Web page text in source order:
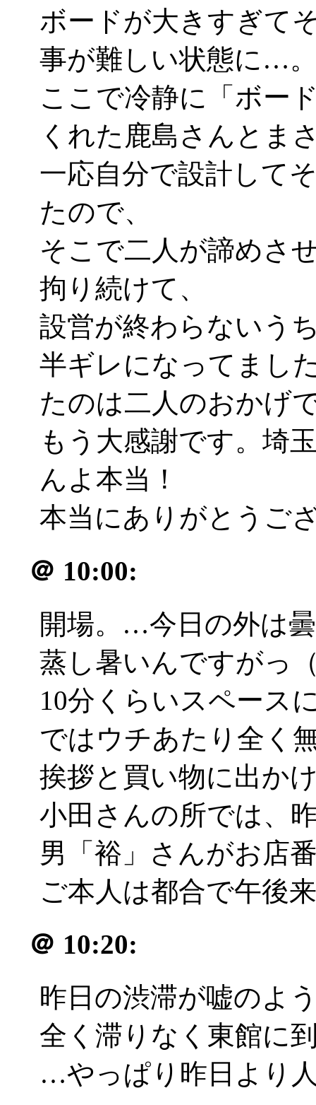
ボードが大きすぎて
事が難しい状態に…
ここで冷静に「ボー
くれた鹿島さんとま
一応自分で設計して
たので、
そこで二人が諦めさ
拘り続けて、
設営が終わらないう
半ギレになってまし
たのは二人のおかげ
もう大感謝です。埼
んよ本当！
本当にありがとうご
＠ 10:00:
開場。…今日の外は
蒸し暑いんですがっ
10分くらいスペース
ではウチあたり全く
挨拶と買い物に出か
小田さんの所では、
男「裕」さんがお店
ご本人は都合で午後
＠ 10:20:
昨日の渋滞が嘘のよ
全く滞りなく東館に
…やっぱり昨日より